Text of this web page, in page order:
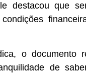
destacou que
o documento
de